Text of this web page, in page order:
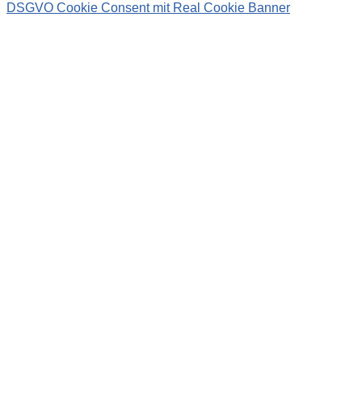
DSGVO Cookie Consent mit Real Cookie Banner